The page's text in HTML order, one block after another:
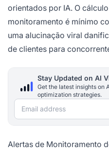
orientados por IA. O
monitoramento é mínimo
uma alucinação viral
de clientes para
Stay Updated on AI
Get the latest insights on
optimization strategies.
Email address
Alertas de Monitoramento